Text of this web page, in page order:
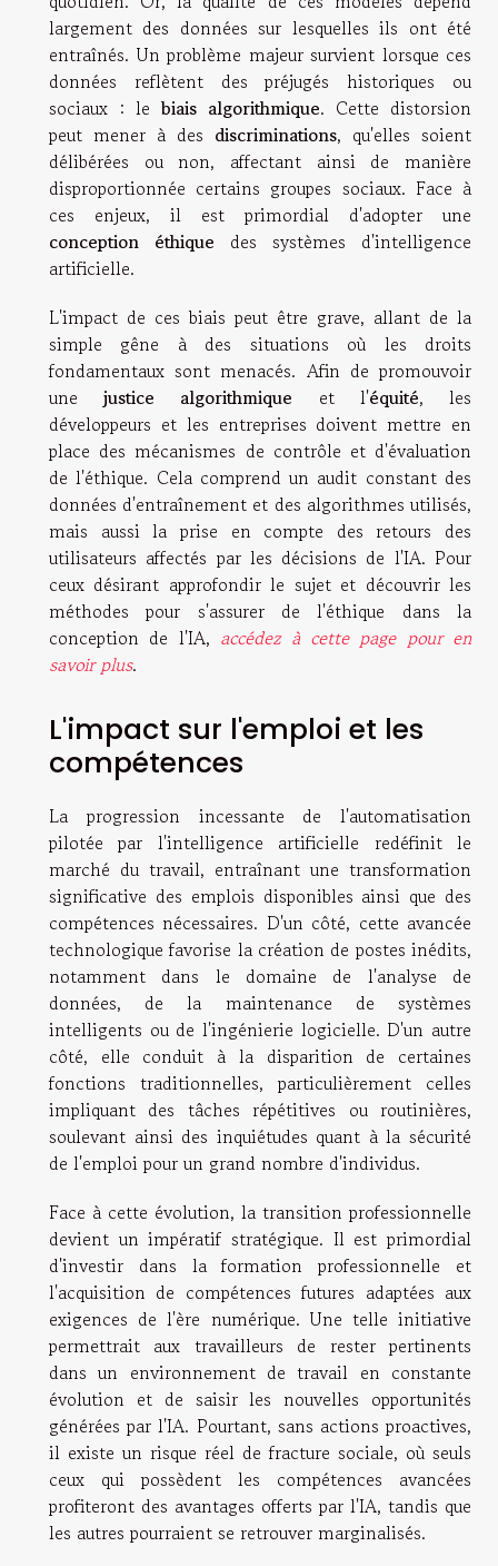
largement des données sur lesquelles ils ont été
entraînés. Un problème majeur survient lorsque ces
données reflètent des préjugés historiques ou
sociaux : le biais algorithmique. Cette distorsion
peut mener à des discriminations, qu'elles soient
délibérées ou non, affectant ainsi de manière
disproportionnée certains groupes sociaux. Face à
ces enjeux, il est primordial d'adopter une
conception éthique des systèmes d'intelligence
artificielle.
L'impact de ces biais peut être grave, allant de la
simple gêne à des situations où les droits
fondamentaux sont menacés. Afin de promouvoir
unejustice algorithmique et l'équité, les
développeurs et les entreprises doivent mettre en
place des mécanismes de contrôle et d'évaluation
de l'éthique. Cela comprend un audit constant des
données d'entraînement et des algorithmes utilisés,
mais aussi la prise en compte des retours des
utilisateurs affectés par les décisions de l'IA. Pour
ceux désirant approfondir le sujet et découvrir les
méthodes pour s'assurer de l'éthique dans la
conception de l'IA, accédez à cette page pour en
savoir plus.
L'impact sur l'emploi et les
compétences
La progression incessante de l'automatisation
pilotée par l'intelligence artificielle redéfinit le
marché du travail, entraînant une transformation
significative des emplois disponibles ainsi que des
compétences nécessaires. D'un côté, cette avancée
technologique favorise la création de postes inédits,
notamment dans le domaine de l'analyse de
données, de la maintenance de systèmes
intelligents ou de l'ingénierie logicielle. D'un autre
côté, elle conduit à la disparition de certaines
fonctions traditionnelles, particulièrement celles
impliquant des tâches répétitives ou routinières,
soulevant ainsi des inquiétudes quant à la sécurité
de l'emploi pour un grand nombre d'individus.
Face à cette évolution, la transition professionnelle
devient un impératif stratégique. Il est primordial
d'investir dans la formation professionnelle et
l'acquisition de compétences futures adaptées aux
exigences de l'ère numérique. Une telle initiative
permettrait aux travailleurs de rester pertinents
dans un environnement de travail en constante
évolution et de saisir les nouvelles opportunités
générées par l'IA. Pourtant, sans actions proactives,
il existe un risque réel de fracture sociale, où seuls
ceux qui possèdent les compétences avancées
profiteront des avantages offerts par l'IA, tandis que
les autres pourraient se retrouver marginalisés.